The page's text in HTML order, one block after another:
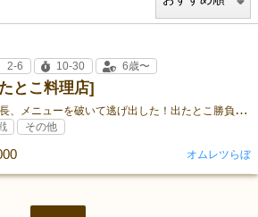
とこ料理店]
料
理長、メニューを破いて逃げ出した！出たとこ勝負で料理を作ろう！
2-6 10-30 6歳〜
その他
オムレツらぼ